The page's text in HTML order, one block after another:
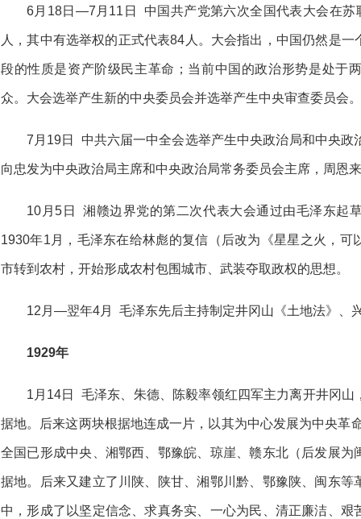
6月18日—7月11日 中国共产党第六次全国代表大会在苏
人，其中有选举权的正式代表84人。大会指出，中国仍然是
段的性质是资产阶级民主革命；当前中国的政治形势是处于
众。大会选举产生新的中央委员会并选举产生中央审查委员会。
7月19日 中共六届一中全会选举产生中央政治局和中央政
向忠发为中央政治局主席和中央政治局常务委员会主席，周恩
10月5日 湘赣边界党的第二次代表大会通过由毛泽东起
1930年1月，毛泽东在给林彪的复信（后改为《星星之火，可
市转到农村，开始形成农村包围城市、武装夺取政权的思想。
12月—翌年4月 毛泽东先后主持制定井冈山《土地法》、
1929年
1月14日 毛泽东、朱德、陈毅率领红四军主力离开井冈
据地。后来这两块根据地连成一片，以其为中心发展为中央革
全国已形成中央、湘鄂西、鄂豫皖、琼崖、赣东北（后发展
据地。后来又建立了川陕、陕甘、湘鄂川黔、鄂豫陕、闽东
中，形成了以坚定信念、求真务实、一心为民、清正廉洁、